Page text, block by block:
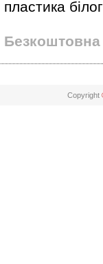
пластика
Безкоштовна
Copyright